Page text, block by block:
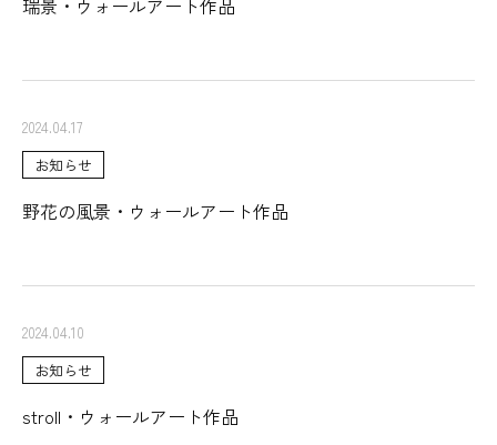
2024.04.17
お知らせ
野花の風景・ウォールアート作品
2024.04.10
お知らせ
stroll・ウォールアート作品